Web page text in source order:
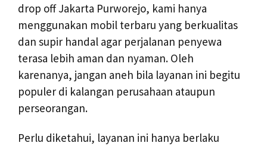
drop off Jakarta Purworejo, kami hanya
menggunakan mobil terbaru yang berkualitas
dan supir handal agar perjalanan penyewa
terasa lebih aman dan nyaman. Oleh
karenanya, jangan aneh bila layanan ini begitu
populer di kalangan perusahaan ataupun
perseorangan.
Perlu diketahui, layanan ini hanya berlaku